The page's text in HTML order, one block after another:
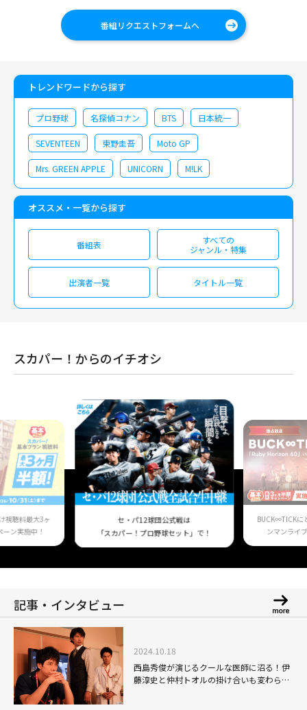
番組リクエストフォームへ
トレンドワードから探す
プロ野球 名探偵コナン BTS 日本統一
SEVENTEEN 東野圭吾 Moto GP
Mrs. GREEN APPLE UNICORN M!LK
オススメ・一覧から探す
番組表
すべての
ジャンル・特集
出演者一覧 タイトル一覧
スカパー！からのイチオシ
視聴料最大3ヶ
ン実施中！
セ・パ12球団公式戦は
「スカパー！プロ野球セット」で！
BUCK∞TICKに
ンマンライ
記事・インタビュー
2024.10.18
西島秀俊が演じるクールな医師に沼る！伊
藤淳史と仲村トオルの掛け合いも変わらず